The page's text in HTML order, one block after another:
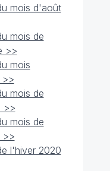
mois d'août
mois de
>>
mois
mois de
>>
mois de
>>
l'hiver 2020